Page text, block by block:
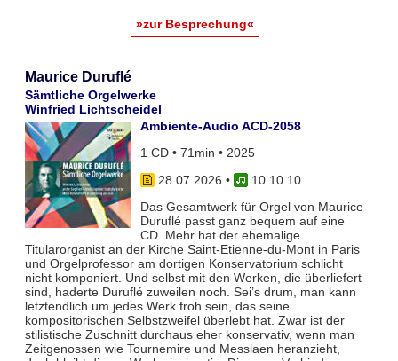
»zur Besprechung«
Maurice Duruflé
Sämtliche Orgelwerke
Winfried Lichtscheidel
Ambiente-Audio ACD-2058
1 CD • 71min • 2025
28.07.2026 •
10 10 10
Das Gesamtwerk für Orgel von Maurice
Duruflé passt ganz bequem auf eine
CD. Mehr hat der ehemalige
Titularorganist an der Kirche Saint-Etienne-du-Mont in Paris
und Orgelprofessor am dortigen Konservatorium schlicht
nicht komponiert. Und selbst mit den Werken, die überliefert
sind, haderte Duruflé zuweilen noch. Sei’s drum, man kann
letztendlich um jedes Werk froh sein, das seine
kompositorischen Selbstzweifel überlebt hat. Zwar ist der
stilistische Zuschnitt durchaus eher konservativ, wenn man
Zeitgenossen wie Tournemire und Messiaen heranzieht,